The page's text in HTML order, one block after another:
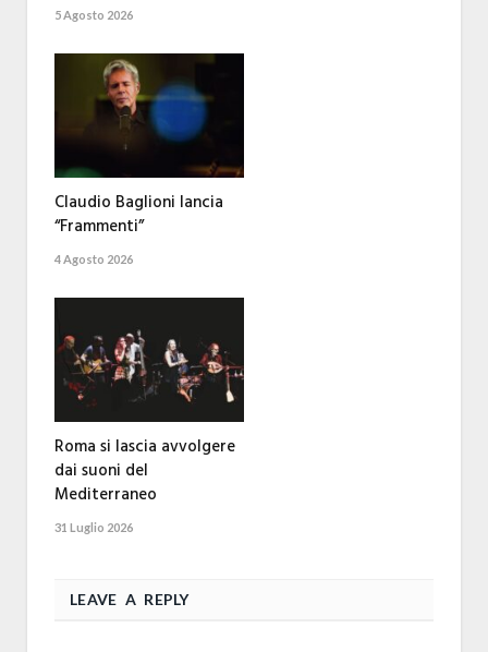
5 Agosto 2026
Claudio Baglioni lancia
“Frammenti”
4 Agosto 2026
Roma si lascia avvolgere
dai suoni del
Mediterraneo
31 Luglio 2026
LEAVE A REPLY